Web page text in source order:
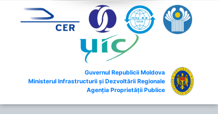
Guvernul Republicii Moldova
Ministerul Infrastructurii și Dezvoltării Regionale
Agenția Proprietății Publice